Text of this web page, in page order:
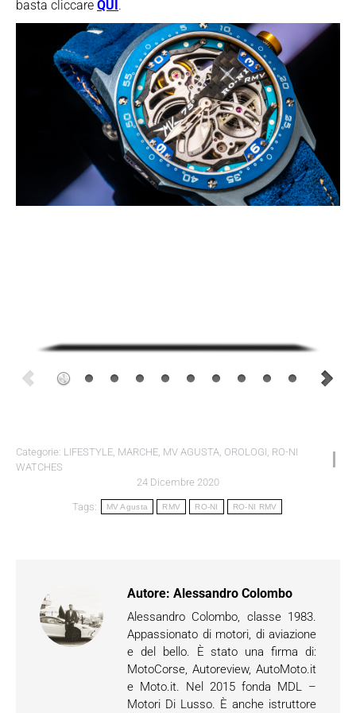
basta cliccare QUI .
Categorie: LIFESTYLE, MARCHE, MV AGUSTA, OROLOGI, RO-NI
WATCHES
24 Dicembre 2020
Tags: MV Agusta RMV RO-NI RO-NI RMV
Autore: Alessandro Colombo
Alessandro Colombo, classe 1983.
Appassionato di motori, di aviazione
e del bello. È stato una firma di:
MotoCorse, Autoreview, AutoMoto.it
e Moto.it. Nel 2015 fonda MDL –
Motori Di Lusso. È anche istruttore